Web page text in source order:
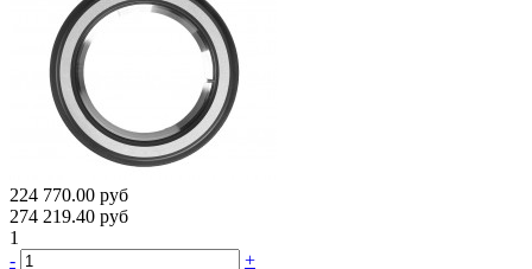
224 770.00 руб
274 219.40 руб
1
-
+